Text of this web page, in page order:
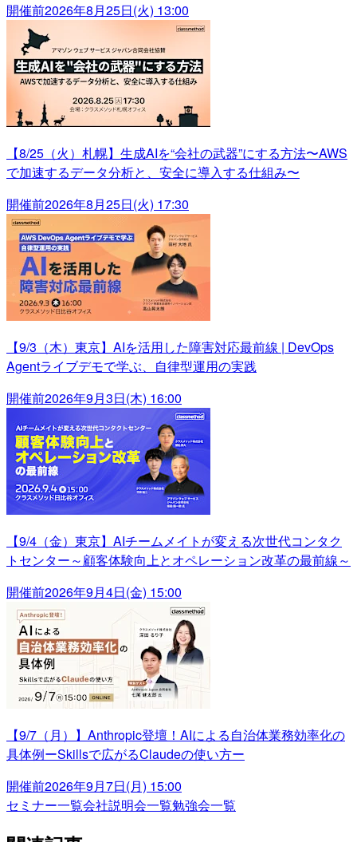
開催前2026年8月25日(火) 13:00
【8/25（火）札幌】生成AIを“会社の武器”にする方法〜AWS
で加速するデータ分析と、安全に導入する仕組み〜
開催前2026年8月25日(火) 17:30
【9/3（木）東京】AIを活用した障害対応最前線 | DevOps
Agentライブデモで学ぶ、自律型運用の実践
開催前2026年9月3日(木) 16:00
【9/4（金）東京】AIチームメイトが変える次世代コンタク
トセンター～顧客体験向上とオペレーション改革の最前線～
開催前2026年9月4日(金) 15:00
【9/7（月）】Anthropic登壇！AIによる自治体業務効率化の
具体例ーSkillsで広がるClaudeの使い方ー
開催前2026年9月7日(月) 15:00
セミナー一覧会社説明会一覧勉強会一覧